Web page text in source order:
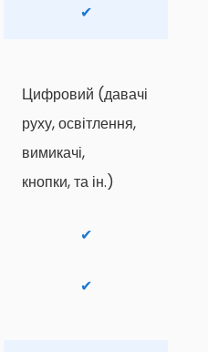
✔
Цифровий (давачі
руху, освітлення,
вимикачі,
кнопки, та ін.)
✔
✔